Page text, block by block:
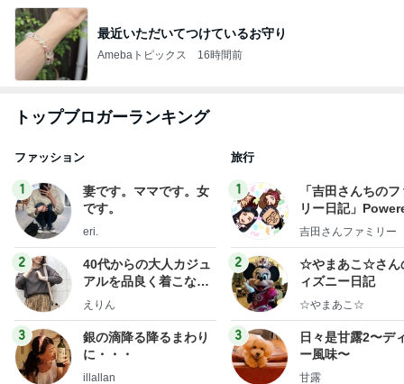
最近いただいてつけているお守り
Amebaトピックス 16時間前
トップブロガーランキング
ファッション
1
妻です。ママです。女
です。
eri.
2
40代からの大人カジュ
アルを品良く着こなす
ファッションブログ
えりん
3
銀の滴降る降るまわり
に・・・
illallan
旅行
1
「吉田さんちの
リー日記」
y Ameba 吉田さ
ログ
吉田さんファミリー
2
☆やまあこ☆さん
ィズニー日記
☆やまあこ☆
3
日々是甘露2〜デ
ー風味〜
甘露